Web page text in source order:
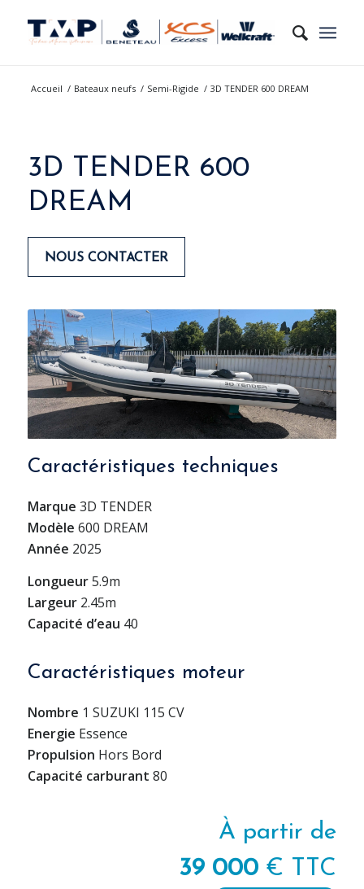
Accueil / Bateaux neufs / Semi-Rigide / 3D TENDER 600 DREAM
3D TENDER 600
DREAM
NOUS CONTACTER
Caractéristiques techniques
Marque 3D TENDER
Modèle 600 DREAM
Année 2025
Longueur5.9m
Largeur2.45m
Capacité d’eau 40
Caractéristiques moteur
Nombre 1 SUZUKI 115 CV
Energie Essence
Propulsion Hors Bord
Capacité carburant 80
À partir de
39 000 € TTC